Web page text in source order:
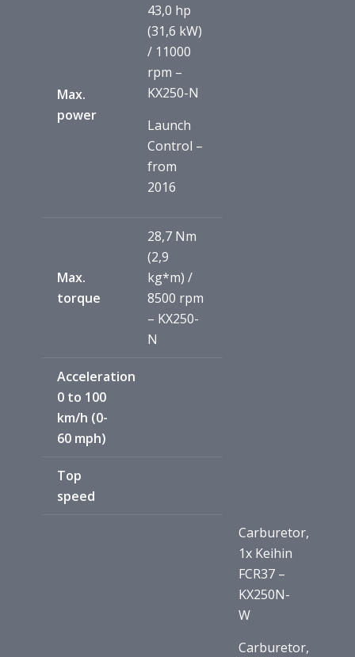
Max.
power
43,0 hp
(31,6 kW)
/ 11000
rpm –
KX250-N
Launch
Control –
from
2016
Max.
torque
28,7 Nm
(2,9
kg*m) /
8500 rpm
– KX250-
N
Acceleration
0 to 100
km/h (0-
60 mph)
Top
speed
Carburetor,
1x Keihin
FCR37 –
KX250N-
W
Carburetor,